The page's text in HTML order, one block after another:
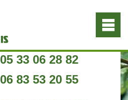
05 33 06 28 82
06 83 53 20 55